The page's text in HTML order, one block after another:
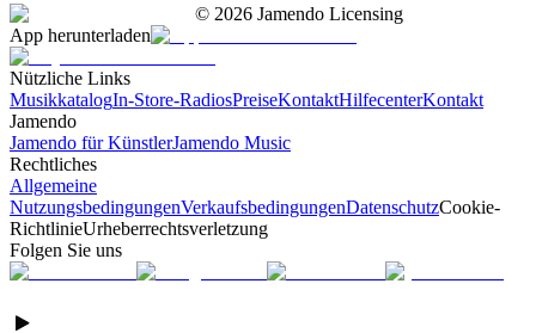
© 2026 Jamendo Licensing
App herunterladen
Nützliche Links
MusikkatalogIn-Store-RadiosPreiseKontaktHilfecenterKontakt
Jamendo
Jamendo für KünstlerJamendo Music
Rechtliches
Allgemeine
NutzungsbedingungenVerkaufsbedingungenDatenschutzCookie-
RichtlinieUrheberrechtsverletzung
Folgen Sie uns